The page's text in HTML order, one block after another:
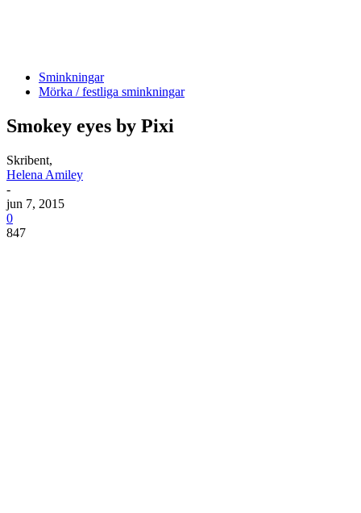
Sminkningar
Mörka / festliga sminkningar
Smokey eyes by Pixi
Skribent,
Helena Amiley
-
jun 7, 2015
0
847